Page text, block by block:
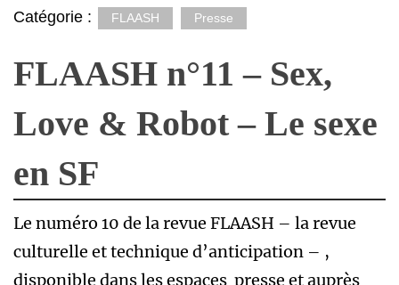
Catégorie : FLAASH Presse
FLAASH n°11 – Sex,
Love & Robot – Le sexe
en SF
Le numéro 10 de la revue FLAASH – la revue
culturelle et technique d’anticipation – ,
disponible dans les espaces presse et auprès